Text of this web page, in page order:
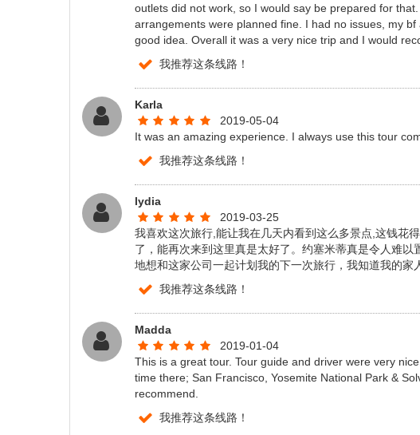
outlets did not work, so I would say be prepared for
arrangements were planned fine. I had no issues, my
good idea. Overall it was a very nice trip and I would
我推荐这条线路！
Karla
2019-05-04
It was an amazing experience. I always use this tour
我推荐这条线路！
lydia
2019-03-25
我喜欢这次旅行,能让我在几天内看到这么多景点,这钱花
了，能再次来到这里真是太好了。约塞米蒂真是令人难
地想和这家公司一起计划我的下一次旅行，我知道我的家
我推荐这条线路！
Madda
2019-01-04
This is a great tour. Tour guide and driver were very
time there; San Francisco, Yosemite National Park &
recommend.
我推荐这条线路！